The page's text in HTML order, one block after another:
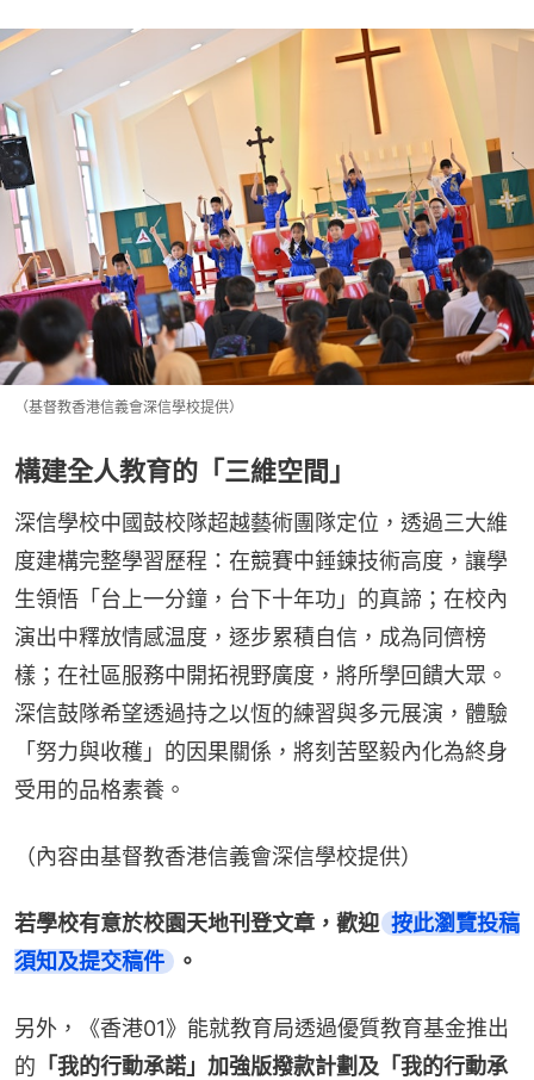
（基督教香港信義會深信學校提供）
構建全人教育的「三維空間」
深信學校中國鼓校隊超越藝術團隊定位，透過三大維
度建構完整學習歷程：在競賽中錘鍊技術高度，讓學
生領悟「台上一分鐘，台下十年功」的真諦；在校內
演出中釋放情感温度，逐步累積自信，成為同儕榜
樣；在社區服務中開拓視野廣度，將所學回饋大眾。
深信鼓隊希望透過持之以恆的練習與多元展演，體驗
「努力與收穫」的因果關係，將刻苦堅毅內化為終身
受用的品格素養。
（內容由基督教香港信義會深信學校提供）
若學校有意於校園天地刊登文章，歡迎 按此瀏覽投稿
須知及提交稿件
。
另外，《香港01》能就教育局透過優質教育基金推出
的 「我的行動承諾」加強版撥款計劃及「我的行動承